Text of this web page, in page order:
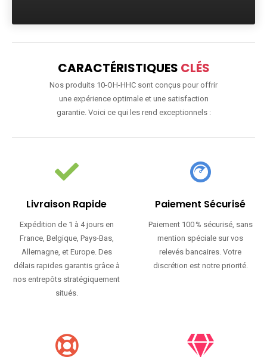
CARACTÉRISTIQUES CLÉS
Nos produits 10-OH-HHC sont conçus pour offrir
une expérience optimale et une satisfaction
garantie. Voici ce qui les rend exceptionnels :
Livraison Rapide
Expédition de 1 à 4 jours en
France, Belgique, Pays-Bas,
Allemagne, et Europe. Des
délais rapides garantis grâce à
nos entrepôts stratégiquement
situés.
Paiement Sécurisé
Paiement 100 % sécurisé, sans
mention spéciale sur vos
relevés bancaires. Votre
discrétion est notre priorité.